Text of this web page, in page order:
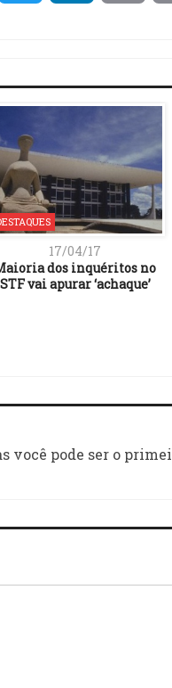
17/04/17
dos inquéritos no
STF vai apurar ‘achaque’
você pode ser o